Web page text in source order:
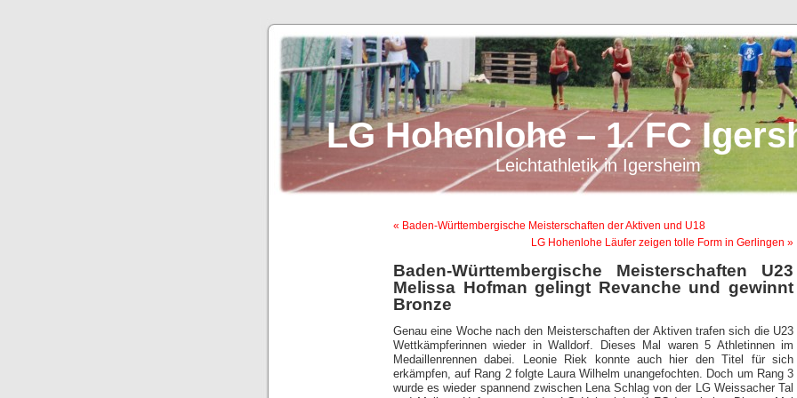
LG Hohenlohe – 1. FC
Leichtathletik in Igersheim
« Baden-Württembergische Meisterschaften der Aktiven und U18
LG Hohenlohe Läufer zeigen tolle Form in Gerlingen »
Baden-Württembergische Meisterschaften U23
Melissa Hofman gelingt Revanche und gewinnt
Bronze
Genau eine Woche nach den Meisterschaften der Aktiven trafen sich die U23
Wettkämpferinnen wieder in Walldorf. Dieses Mal waren 5 Athletinnen im
Medaillenrennen dabei. Leonie Riek konnte auch hier den Titel für sich
erkämpfen, auf Rang 2 folgte Laura Wilhelm unangefochten. Doch um Rang 3
wurde es wieder spannend zwischen Lena Schlag von der LG Weissacher Tal